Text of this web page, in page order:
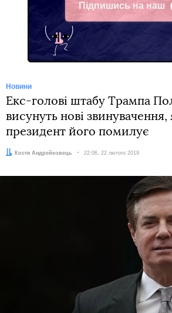
Підпишись на наш
Facebook
Новини
Екс-голові штабу Трампа
висунуть нові
президент його помилує
Автор:Костя Андрейковець Дата:
22:06, 22 лютого 2019